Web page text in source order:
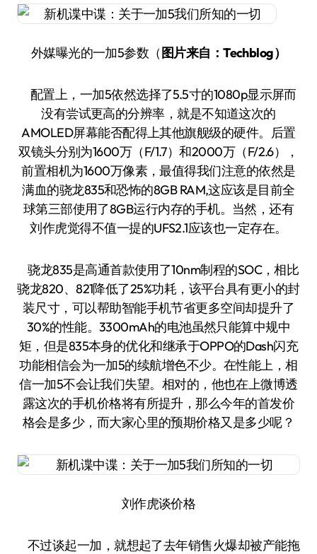
外媒曝光的一加5参数（图片来自：Techblog）
配置上，一加5依然选择了5.5寸的1080p显示屏而
没有尝试更高的分辨率，就是不知道这次的
AMOLED屏幕能否配得上其他旗舰级的硬件。后置
双镜头分别为1600万（F/1.7）和2000万（F/2.6），
前置相机为1600万像素，最值得我们注意的依然是
满血的骁龙835和恐怖的8GB RAM,这应该是目前全
球第三部使用了8GB运行内存的手机。当然，还有
刘作虎觉得不值一提的UFS2.1应该也一定存在。
骁龙835是高通首款使用了10nm制程的SOC，相比
骁龙820、821降低了25%功耗，该平台具有更小的封
装尺寸，可以帮助智能手机节省更多空间却提升了
30%的性能。3300mAh的电池虽然只能算中规中
矩，但是835本身的优化和继承于OPPO的Dash闪充
功能相信会为一加5的续航增色不少。在性能上，相
信一加5不会让我们失望。相对的，他也在上微博透
露这次的手机价格将有所提升，那么今年的首发价
格会是多少，而大家心里的预期价格又是多少呢？
刘作虎谈价格
不过谈起一加，就想起了去年销售火爆却被产能拖